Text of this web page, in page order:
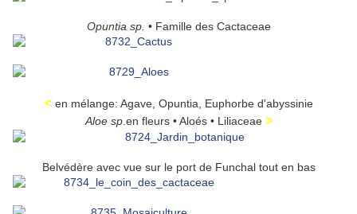
Opuntia sp. • Famille des Cactaceae
<en mélange: Agave, Opuntia, Euphorbe d'abyssinie
Aloe sp.en fleurs • Aloés • Liliaceae >
Belvédère avec vue sur le port de Funchal tout en bas